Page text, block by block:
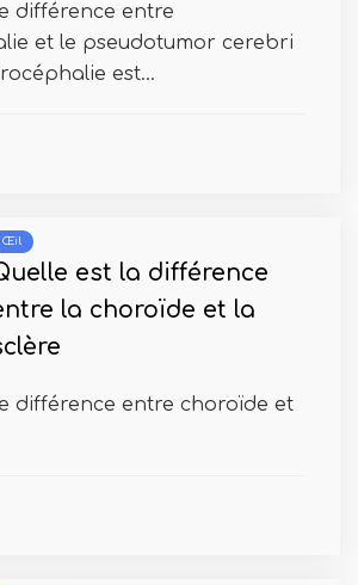
différence entre
et le pseudotumor cerebri
est...
Œil
est la différence
la choroïde et la
différence entre choroïde et